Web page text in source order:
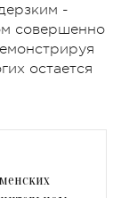
-
совершенно
остается